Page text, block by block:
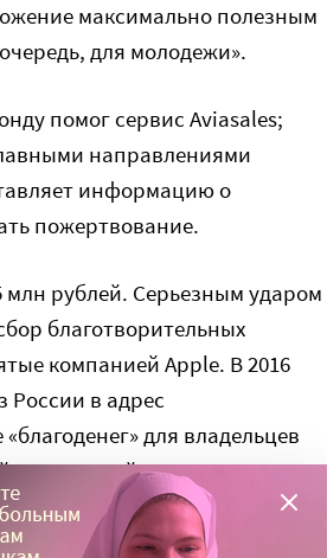
максимально полезным
для молодежи».
помог сервис Aviasales;
направлениями
информацию о
пожертвование.
млн рублей. Серьезным ударом
благотворительных
компанией Apple. В 2016
России в адрес
для владельцев
процедурой.
стало меньше, –